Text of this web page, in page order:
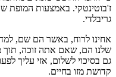
ז'בוטינטקי. באמצעות המופת
גריבלדי.
אחינו לרוח, באשר הם שם,
שלנו הם, שאם אתה זוכה, תוך
גם בסיכוי לשלום, אזי עליך
קדושת מזו בחיים.